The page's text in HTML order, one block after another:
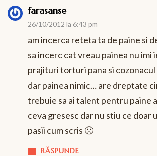
farasanse
26/10/2012 la 6:43 pm
RĂSPUNDE
am incerca reteta ta de paine si
sa incerc cat vreau painea nu imi
prajituri torturi pana si cozonacul
dar painea nimic… are dreptate
trebuie sa ai talent pentru paine
ceva gresesc dar nu stiu ce doar
pasii cum scris 🙁